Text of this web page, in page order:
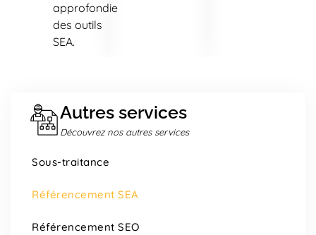
Autres services
Découvrez nos autres services
Sous-traitance
Référencement SEA
Référencement SEO
approfondie
des outils
SEA.